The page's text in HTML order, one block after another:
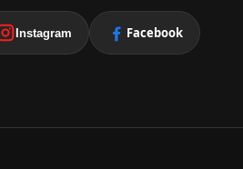
Instagram Facebook